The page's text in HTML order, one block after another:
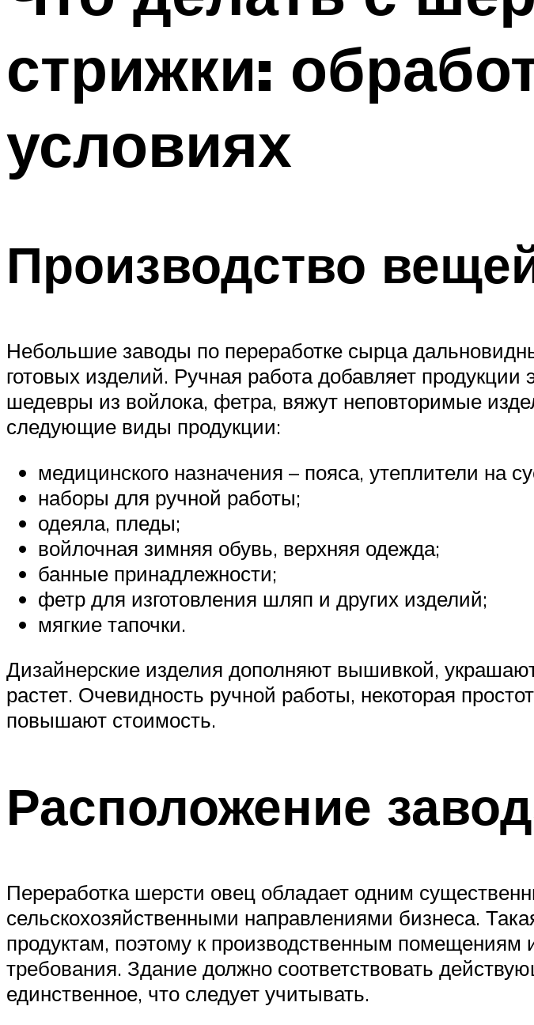
стрижки:
условиях
Производство
Небольшие заводы по переработке сырца
готовых изделий. Ручная работа добавляет
шедевры из войлока, фетра, вяжут неповторимые
следующие виды продукции:
медицинского назначения – пояса, утеплители на
наборы для ручной работы;
одеяла, пледы;
войлочная зимняя обувь, верхняя одежда;
банные принадлежности;
фетр для изготовления шляп и других изделий;
мягкие тапочки.
Дизайнерские изделия дополняют вышивкой,
растет. Очевидность ручной работы, некоторая
повышают стоимость.
Расположение
Переработка шерсти овец обладает одним
сельскохозяйственными направлениями бизнеса.
продуктам, поэтому к производственным помещениям
требования. Здание должно соответствовать
единственное, что следует учитывать.